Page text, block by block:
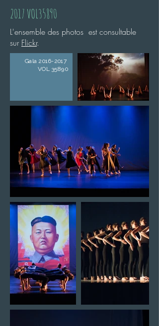
2017 VOL35890
L'ensemble des photos est consultable
sur Flickr.
Gala 2016-2017
VOL 35890